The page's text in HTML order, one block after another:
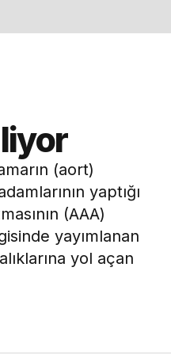
(aort)
yaptığı
(AAA)
yayımlanan
yol açan